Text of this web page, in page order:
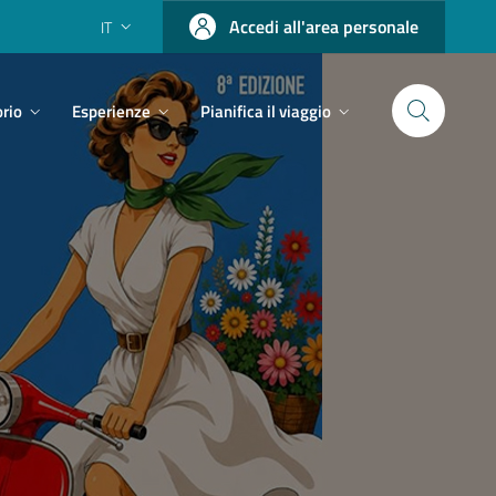
IT Accedi all'area personale
Esperienze Pianifica il viaggio